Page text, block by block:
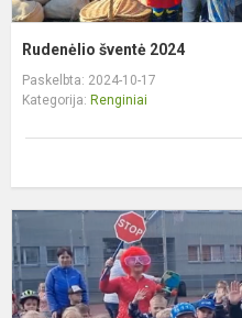
Rudenėlio šventė 2024
Paskelbta: 2024-10-17
Kategorija: Renginiai